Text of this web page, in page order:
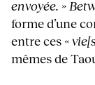
envoyée. »
forme d’une
entre ces «
mêmes de